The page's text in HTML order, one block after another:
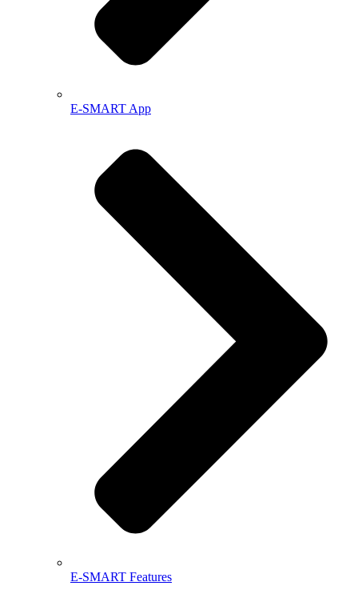
E-SMART App
E-SMART Features